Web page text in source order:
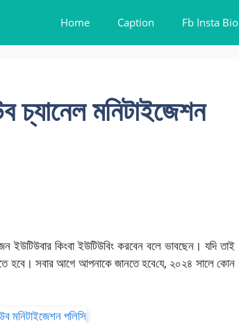
Home Caption Fb Insta Bio
মনিটাইজেশন
কিংবা ইউটিউবিং করবেন বলে ভাবছেন। যদি তাই
হবে। সবার আগে আপনাকে জানতে হবে‌যে, ২০২৪ সালে কোন